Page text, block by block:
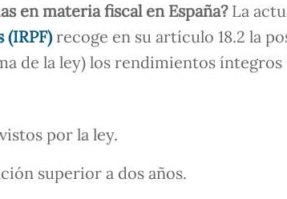
en materia fiscal en España? La
(IRPF)recoge en su artículo 18.2 la
de la ley) los rendimientos
por la ley.
superior a dos años.